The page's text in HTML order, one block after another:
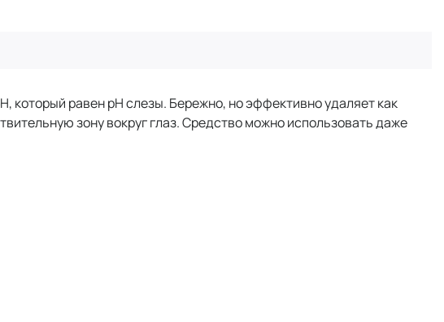
который равен рН слезы. Бережно, но эффективно удаляет как
зону вокруг глаз. Средство можно использовать даже